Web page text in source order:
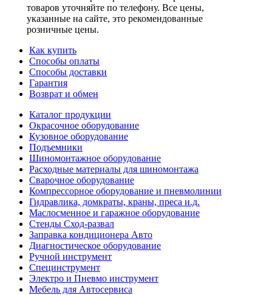
товаров уточняйте по телефону. Все цены,
указанные на сайте, это рекомендованные
розничные цены.
Как купить
Способы оплаты
Способы доставки
Гарантия
Возврат и обмен
Каталог продукции
Окрасочное оборудование
Кузовное оборудование
Подъемники
Шиномонтажное оборудование
Расходные материалы для шиномонтажа
Сварочное оборудование
Компрессорное оборудование и пневмолинии
Гидравлика, домкраты, краны, преса и.д.
Маслосменное и гаражное оборудование
Стенды Сход-развал
Заправка кондиционера Авто
Диагностическое оборудование
Ручной инструмент
Специнструмент
Электро и Пневмо инструмент
Мебель для Автосервиса